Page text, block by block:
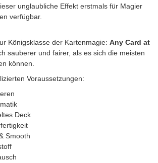
unglaubliche Effekt erstmals für Magier
verfügbar.
Königsklasse der Kartenmagie: Any Card at
sauberer und fairer, als es sich die meisten
können.
Voraussetzungen:
Deck
Smooth